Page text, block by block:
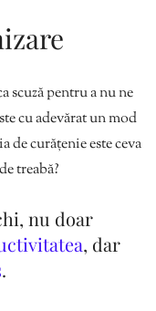
scuză pentru a nu ne
cu adevărat un mod
de curățenie este ceva
treabă?
nu doar
, dar
.